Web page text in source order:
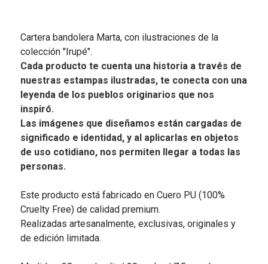
Cartera bandolera Marta, con ilustraciones de la
colección "Irupé".
Cada producto te cuenta una historia a través de
nuestras estampas ilustradas, te conecta con una
leyenda de los pueblos originarios que nos
inspiró.
Las imágenes que diseñamos están cargadas de
significado e identidad, y al aplicarlas en objetos
de uso cotidiano, nos permiten llegar a todas las
personas.
Este producto está fabricado en Cuero PU (100%
Cruelty Free) de calidad premium.
Realizadas artesanalmente, exclusivas, originales y
de edición limitada.